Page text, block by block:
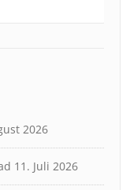
2026
11. Juli 2026